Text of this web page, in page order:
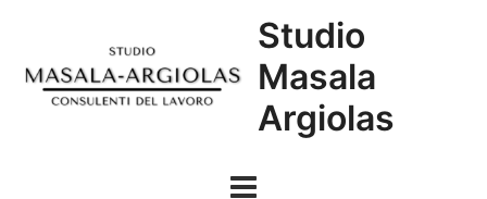
Studio
Masala
Argiolas
Main
Menu